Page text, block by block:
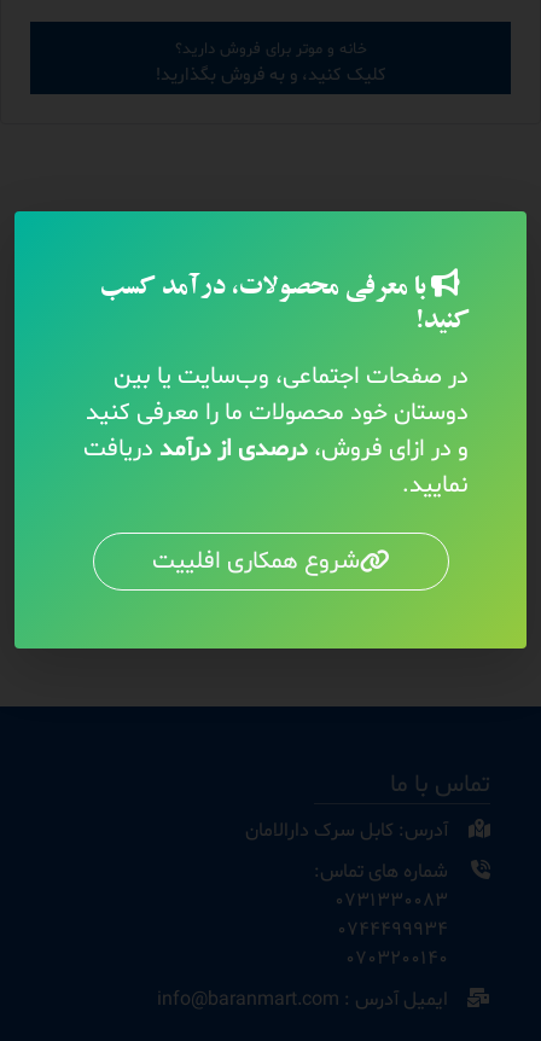
خانه و موتر برای فروش دارید؟
کلیک کنید، و به فروش بگذارید!
با معرفی محصولات، درآمد کسب
کنید!
در صفحات اجتماعی، وب‌سایت یا بین
دوستان خود محصولات ما را معرفی کنید
و در ازای فروش، درصدی از درآمد دریافت
نمایید.
شروع همکاری افلییت
تماس با ما
آدرس: کابل سرک دارالامان
شماره های تماس:
0731330083
0744499934
0703200140
ایمیل آدرس : info@baranmart.com